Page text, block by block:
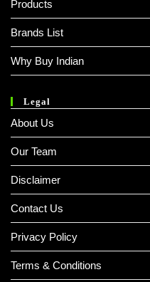
Products
Brands List
Why Buy Indian
Legal
About Us
Our Team
Disclaimer
Contact Us
Privacy Policy
Terms & Conditions